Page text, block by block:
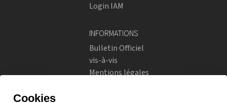
Login IAM
INFORMATIONS
Bulletin Officiel
vis-à-vis
Mentions légales